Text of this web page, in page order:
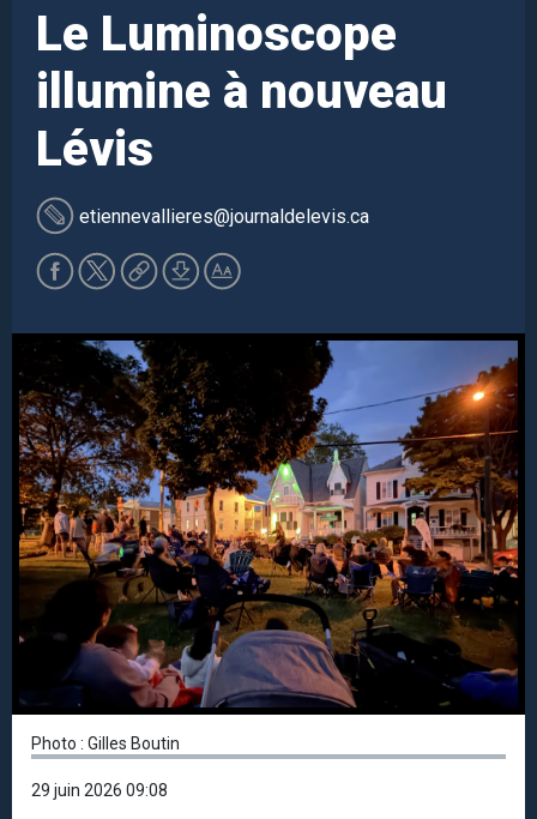
Le Luminoscope
illumine à nouveau
Lévis
etiennevallieres@journaldelevis.ca
Photo : Gilles Boutin
29 juin 2026 09:08